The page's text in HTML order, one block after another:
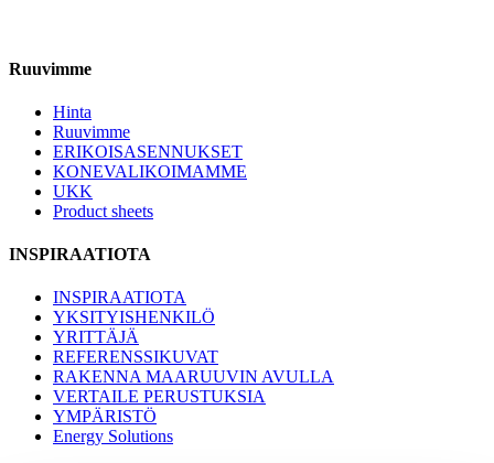
Ruuvimme
Hinta
Ruuvimme
ERIKOISASENNUKSET
KONEVALIKOIMAMME
UKK
Product sheets
INSPIRAATIOTA
INSPIRAATIOTA
YKSITYISHENKILÖ
YRITTÄJÄ
REFERENSSIKUVAT
RAKENNA MAARUUVIN AVULLA
VERTAILE PERUSTUKSIA
YMPÄRISTÖ
Energy Solutions